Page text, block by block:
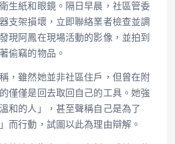
生紙和眼鏡。隔日早晨，社區管委
支架損壞，立即聯絡業者檢查並調
現阿鳳在現場活動的影像，並拍到
偷竊的物品。
，雖然她並非社區住戶，但曾在附
僅僅是回去取回自己的工具。她強
和的人」，甚至聲稱自己是為了
而行動，試圖以此為理由辯解。